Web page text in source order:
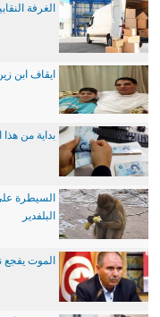
الغرفة
ايقاف ابن
بداية من
السيطرة
البلفدير
الموت يفجع